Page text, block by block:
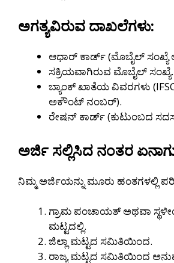
ಅಗತ್ಯವಿರುವ ದಾಖಲೆಗಳು:
ಆಧಾರ್ ಕಾರ್ಡ್ (ಮೊಬೈಲ್ ಸಂಖ್ಯೆ
ಸಕ್ರಿಯವಾಗಿರುವ ಮೊಬೈಲ್ ಸಂಖ್ಯೆ.
ಬ್ಯಾಂಕ್ ಖಾತೆಯ ವಿವರಗಳು
ಅಕೌಂಟ್ ನಂಬರ್).
ರೇಷನ್ ಕಾರ್ಡ್ (ಕುಟುಂಬದ
ಅರ್ಜಿ ಸಲ್ಲಿಸಿದ ನಂತರ
ನಿಮ್ಮ ಅರ್ಜಿಯನ್ನು ಮೂರು ಹಂತಗಳಲ್ಲಿ
ಗ್ರಾಮ ಪಂಚಾಯತ್ ಅಥವಾ
ಮಟ್ಟದಲ್ಲಿ.
ಜಿಲ್ಲಾ ಮಟ್ಟದ ಸಮಿತಿಯಿಂದ.
ರಾಜ್ಯ ಮಟ್ಟದ ಸಮಿತಿಯಿಂದ